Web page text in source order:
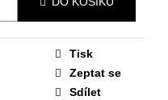
Tisk
Zeptat se
Sdílet